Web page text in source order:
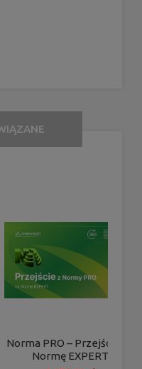
Norma PRO – Przejście na
Normę EXPERT